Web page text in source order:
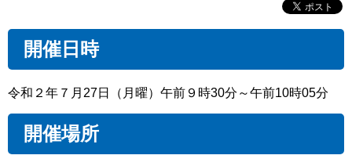
開催日時
令和２年７月27日（月曜）午前９時30分～午前10時05分
開催場所